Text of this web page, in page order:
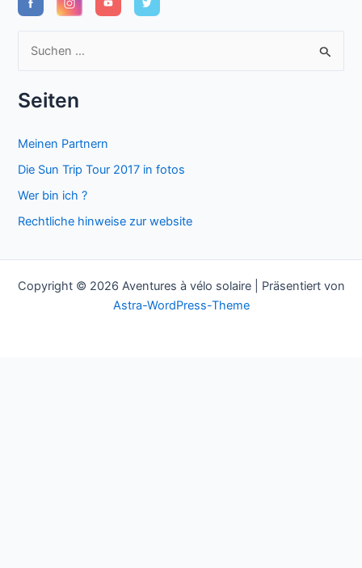
h
c
Seiten
Meinen Partnern
Die Sun Trip Tour 2017 in fotos
Wer bin ich ?
Rechtliche hinweise zur website
Copyright © 2026 Aventures à vélo solaire | Präsentiert von
Astra-WordPress-Theme